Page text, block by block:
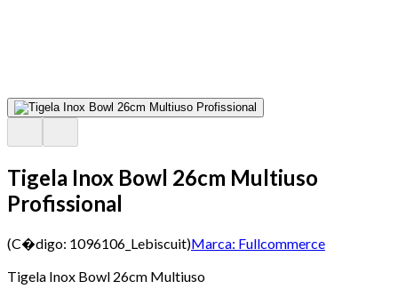
Tigela Inox Bowl 26cm Multiuso
Profissional
(C�digo: 1096106_Lebiscuit)Marca: Fullcommerce
Tigela Inox Bowl 26cm Multiuso